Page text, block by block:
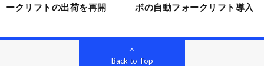
ークリフトの出荷を再開
ボの自動フォークリフト導入
Back to Top